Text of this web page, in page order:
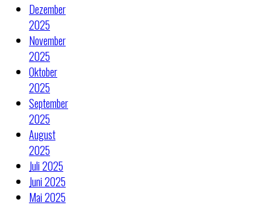
Dezember
2025
November
2025
Oktober
2025
September
2025
August
2025
Juli 2025
Juni 2025
Mai 2025